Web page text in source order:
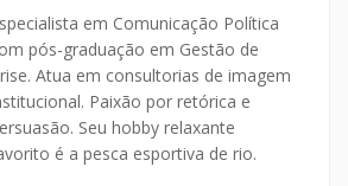
em Comunicação Política
pós-graduação em Gestão de
Atua em consultorias de imagem
Paixão por retórica e
Seu hobby relaxante
é a pesca esportiva de rio.